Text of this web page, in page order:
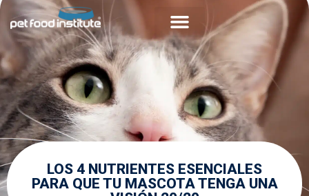
LOS 4 NUTRIENTES ESENCIALES
PARA QUE TU MASCOTA TENGA UNA